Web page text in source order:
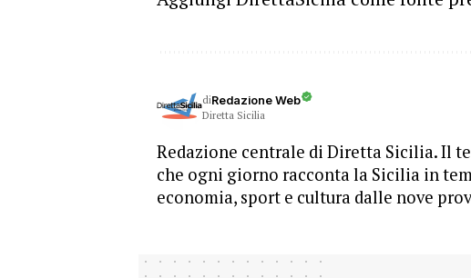
diRedazione Web
Diretta Sicilia
Redazione centrale di Diretta Sicilia. Il
che ogni giorno racconta la Sicilia in
economia, sport e cultura dalle nove